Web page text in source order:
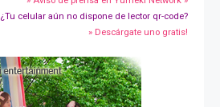
¿Tu celular aún no dispone de lector qr-code?
» Descárgate uno gratis!